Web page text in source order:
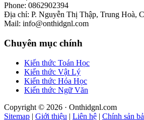
Phone: 0862902394
Địa chỉ: P. Nguyễn Thị Thập, Trung Hoà,
Mail: info@onthidgnl.com
Chuyên mục chính
Kiến thức Toán Học
Kiến thức Vật Lý
Kiến thức Hóa Học
Kiến thức Ngữ Văn
Copyright © 2026 · Onthidgnl.com
Sitemap | Giới thiệu | Liên hệ | Chính sản